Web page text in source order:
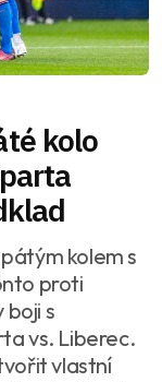
kolo
kolem s
proti
boji s
vs. Liberec.
vlastní